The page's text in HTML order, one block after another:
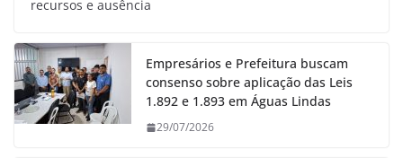
recursos e ausência
Empresários e Prefeitura buscam
consenso sobre aplicação das Leis
1.892 e 1.893 em Águas Lindas
29/07/2026